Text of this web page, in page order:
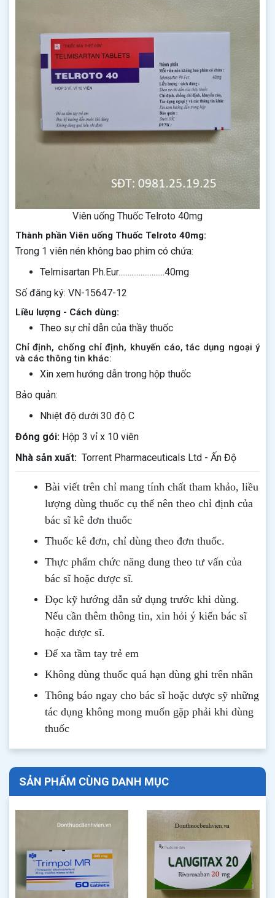
Viên uống Thuốc Telroto 40mg
Thành phần Viên uống Thuốc Telroto 40mg:
Trong 1 viên nén không bao phim có chứa:
Telmisartan Ph.Eur.........................40mg
Số đăng ký: VN-15647-12
Liều lượng - Cách dùng:
Theo sự chỉ dẫn của thầy thuốc
Chỉ định, chống chỉ định, khuyến cáo, tác dụng ngoại ý
và các thông tin khác:
Xin xem hướng dẫn trong hộp thuốc
Bảo quản:
Nhiệt độ dưới 30 độ C
Đóng gói: Hộp 3 vỉ x 10 viên
Nhà sản xuất: Torrent Pharmaceuticals Ltd - Ấn Độ
Bài viết trên chỉ mang tính chất tham khảo, liều
lượng dùng thuốc cụ thể nên theo chỉ định của
bác sĩ kê đơn thuốc
Thuốc kê đơn, chỉ dùng theo đơn thuốc.
Thực phẩm chức năng dung theo tư vấn của
bác sĩ hoặc dược sĩ.
Đọc kỹ hướng dẫn sử dụng trước khi dùng.
Nếu cần thêm thông tin, xin hỏi ý kiến bác sĩ
hoặc dược sĩ.
Để xa tầm tay trẻ em
Không dùng thuốc quá hạn dùng ghi trên nhãn
Thông báo ngay cho bác sĩ hoặc dược sỹ những
tác dụng không mong muốn gặp phải khi dùng
thuốc
SẢN PHẨM CÙNG DANH MỤC